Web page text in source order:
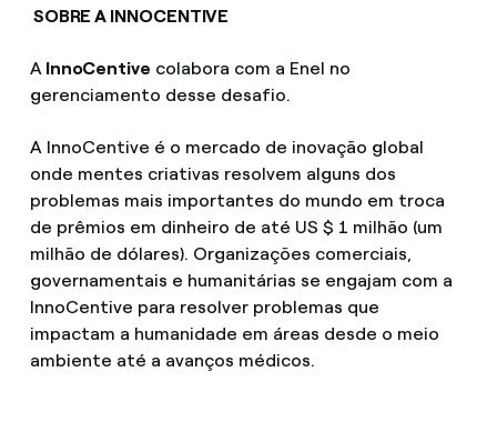
SOBRE A INNOCENTIVE
AInnoCentive colabora com a Enel no
gerenciamento desse desafio.
A InnoCentive é o mercado de inovação global
onde mentes criativas resolvem alguns dos
problemas mais importantes do mundo em troca
de prêmios em dinheiro de até US $ 1 milhão (um
milhão de dólares). Organizações comerciais,
governamentais e humanitárias se engajam com a
InnoCentive para resolver problemas que
impactam a humanidade em áreas desde o meio
ambiente até a avanços médicos.